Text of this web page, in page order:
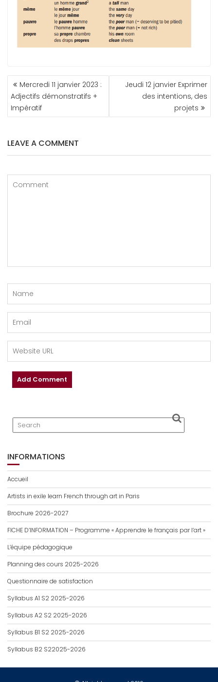
NAVIGATION
DE
L’ARTICLE
Mercredi 11 janvier 2023 :
Adjectifs démonstratifs +
Impératif
Jeudi 12 janvier Exprimer
des intentions, des
projets
LEAVE A COMMENT
INFORMATIONS
Accueil
Artists in exile learn French through art in Paris
Brochure 2026-2027
FICHE D’INFORMATION – Programme « Apprendre le français par l’art »
L’équipe pédagogique
Planning des cours 2025-2026
Questionnaire de satisfaction
Syllabus A1 S2 2025-2026
Syllabus A2 S2 2025-2026
Syllabus B1 S2 2025-2026
Syllabus B2 S22025-2026